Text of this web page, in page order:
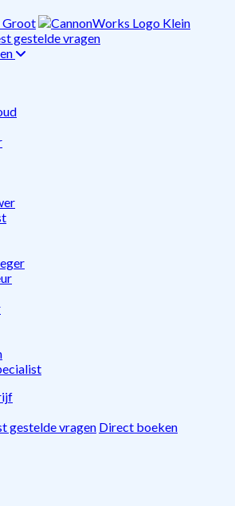
gestelde vragen
gestelde vragen Direct boeken